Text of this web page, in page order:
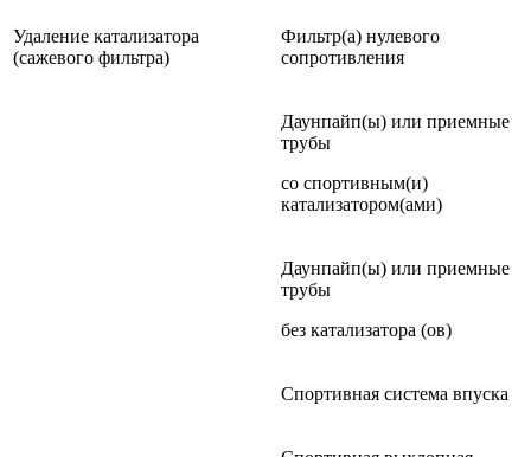
Удаление катализатора
(сажевого фильтра)
Фильтр(а) нулевого
сопротивления
Даунпайп(ы) или приемные
трубы
со спортивным(и)
катализатором(ами)
Даунпайп(ы) или приемные
трубы
без катализатора (ов)
Спортивная система впуска